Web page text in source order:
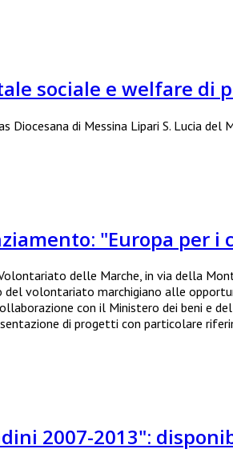
sociale e welfare di
di Messina Lipari S. Lucia
"Europa per i
delle Marche, in via della
del volontariato marchigiano alle
con il Ministero dei beni e
di progetti con particolare
2007-2013":